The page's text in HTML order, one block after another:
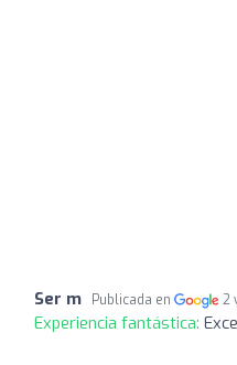
Ser m Publicada en 2
Experiencia fantástica: